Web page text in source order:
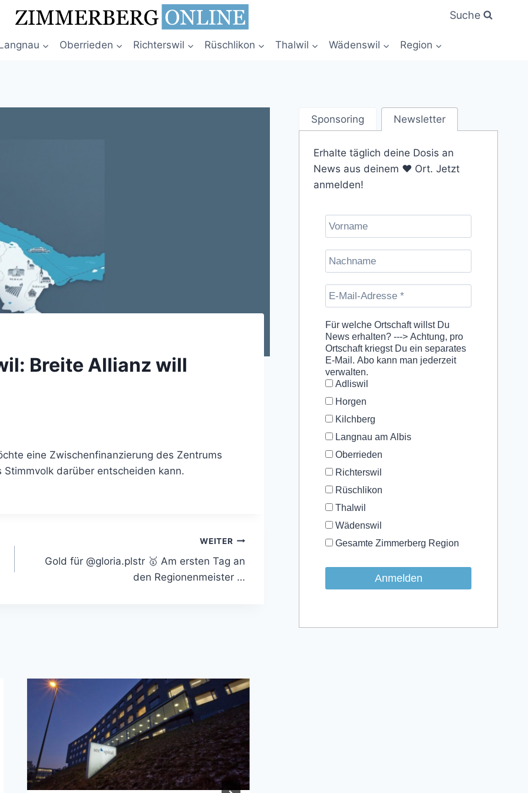
Suche
Oberrieden Richterswil Rüschlikon Thalwil Wädenswil Region
Breite Allianz will
eine Zwischenfinanzierung des Zentrums
darüber entscheiden kann.
WEITER
Gold für @gloria.plstr 🥇 Am ersten Tag an
den Regionenmeister …
Sponsoring Newsletter
Erhalte täglich deine Dosis an
News aus deinem ❤️ Ort. Jetzt
anmelden!
Für welche Ortschaft willst Du
News erhalten? ---> Achtung, pro
Ortschaft kriegst Du ein separates
E-Mail. Abo kann man jederzeit
verwalten.
Adliswil
Horgen
Kilchberg
Langnau am Albis
Oberrieden
Richterswil
Rüschlikon
Thalwil
Wädenswil
Gesamte Zimmerberg Region